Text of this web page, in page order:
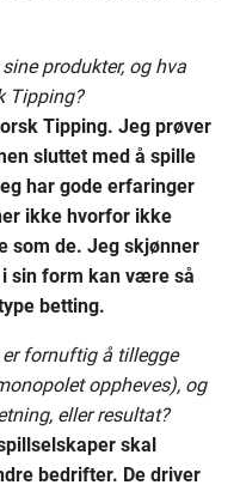
produkter, og hva
Tipping?
Tipping. Jeg prøver
sluttet med å spille
har gode erfaringer
ikke hvorfor ikke
som de. Jeg skjønner
sin form kan være så
betting.
fornuftig å tillegge
oppheves), og
eller resultat?
skal
bedrifter. De driver